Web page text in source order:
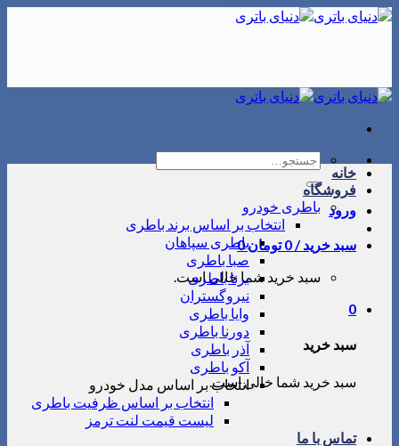
Skip
جستجو
برای:
ورود
سبد خرید /0 تومان0
سبد خرید شما خالی است.
0
سبد خرید
سبد خرید شما خالی است.
خانه
فروشگاه
باطری خودرو
انتخاب بر اساس برند باطری
باطری سپاهان
صبا باطری
برنا باطری
نیروگستران
وایا باطری
دورنا باطری
آذر باطری
آکو باطری
انتخاب بر اساس مدل خودرو
انتخاب بر اساس ظرفیت باطری
لیست قیمت لنت ترمز
تماس با ما